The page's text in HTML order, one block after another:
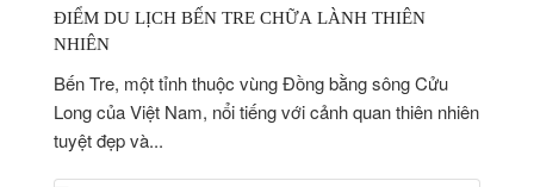
ĐIỂM DU LỊCH BẾN TRE CHỮA LÀNH THIÊN
NHIÊN
Bến Tre, một tỉnh thuộc vùng Đồng bằng sông Cửu
Long của Việt Nam, nổi tiếng với cảnh quan thiên nhiên
tuyệt đẹp và...